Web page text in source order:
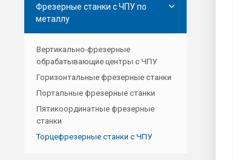
Фрезерные станки c ЧПУ по
металлу
Вертикально-фрезерные
обрабатывающие центры с ЧПУ
Горизонтальные фрезерные станки
Портальные фрезерные станки
Пятикоординатные фрезерные
станки
Торцефрезерные станки с ЧПУ